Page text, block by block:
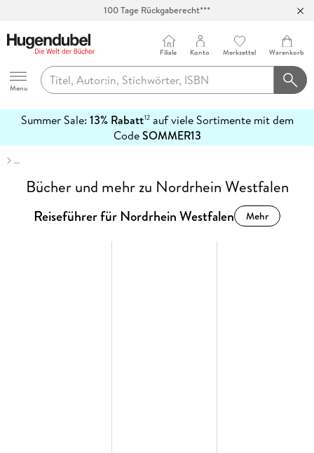
100 Tage Rückgaberecht***
Hugendubel
Menu
Filiale Konto Merkzettel Warenkorb
Summer Sale: 13% Rabatt12auf viele Sortimente mit dem
CodeSOMMER13
erfahren
…
Bücher und mehr zu Nordrhein Westfalen
Reiseführer für Nordrhein Westfalen Mehr